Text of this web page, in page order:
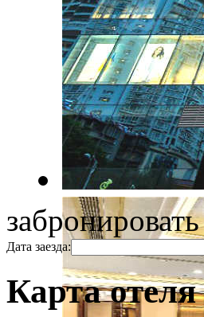
забронировать
Дата заезда:
Карта отеля